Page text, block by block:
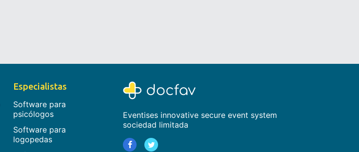
Especialistas
Software para
psicólogos
Software para
logopedas
Eventises innovative secure event system
sociedad limitada